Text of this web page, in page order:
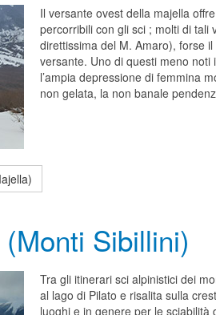
Il versante ovest della majella
percorribili con gli sci ; molti di tali
direttissima del M. Amaro), forse
versante. Uno di questi meno
l’ampia depressione di femmina
non gelata, la non banale
Sibillini)
Tra gli itinerari sci alpinistici dei
al lago di Pilato e risalita sulla
luoghi e in genere per le